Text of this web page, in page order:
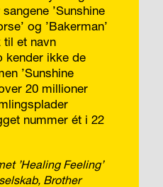
’Sunshine
og ’Bakerman’
til et navn
kender ikke de
’Sunshine
20 millioner
nummer ét i 22
’Hea­ling Feeling’
Brother